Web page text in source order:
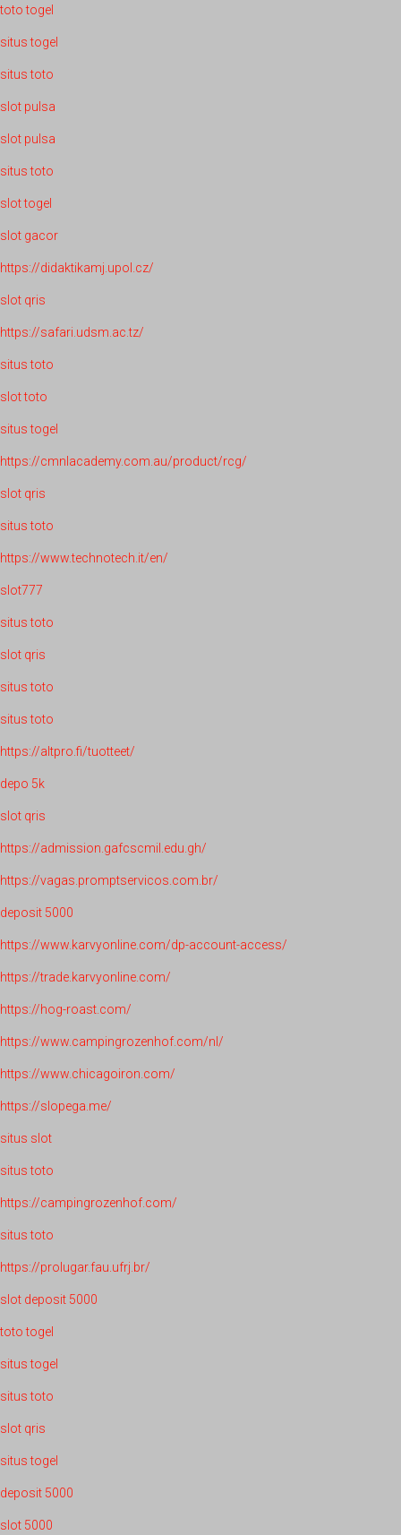
toto togel
situs togel
situs toto
slot pulsa
slot pulsa
situs toto
slot togel
slot gacor
https://didaktikamj.upol.cz/
slot qris
https://safari.udsm.ac.tz/
situs toto
slot toto
situs togel
https://cmnlacademy.com.au/product/rcg/
slot qris
situs toto
https://www.technotech.it/en/
slot777
situs toto
slot qris
situs toto
situs toto
https://altpro.fi/tuotteet/
depo 5k
slot qris
https://admission.gafcscmil.edu.gh/
https://vagas.promptservicos.com.br/
deposit 5000
https://www.karvyonline.com/dp-account-access/
https://trade.karvyonline.com/
https://hog-roast.com/
https://www.campingrozenhof.com/nl/
https://www.chicagoiron.com/
https://slopega.me/
situs slot
situs toto
https://campingrozenhof.com/
situs toto
https://prolugar.fau.ufrj.br/
slot deposit 5000
toto togel
situs togel
situs toto
slot qris
situs togel
deposit 5000
slot 5000